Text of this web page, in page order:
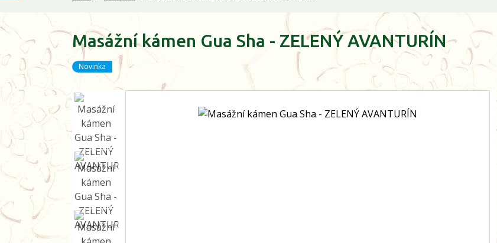
Masážní kámen Gua Sha - ZELENÝ AVANTURÍN
Novinka